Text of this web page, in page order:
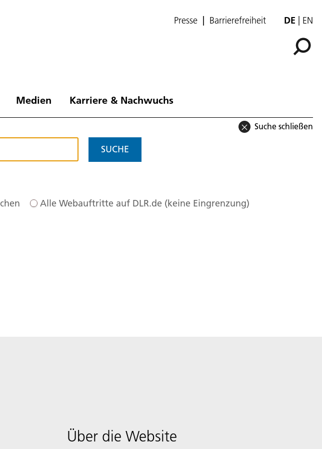
Presse Barrierefreiheit DE EN
Medien Karriere & Nachwuchs
Suche schließen
SUCHE
Alle Webauftritte auf DLR.de (keine Eingrenzung)
Über die Website